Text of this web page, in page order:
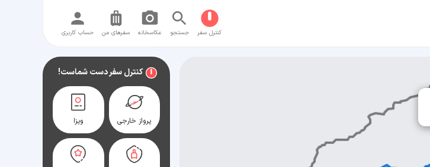
کنترل سفر جستجو عکاسخانه سفر‌های من حساب کاربری
کنترل سفر دست شماست!
پرواز خارجی ویزا